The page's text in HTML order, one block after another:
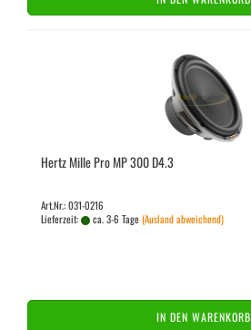
Hertz Mille Pro MP 300 D4.3
Art.Nr.: 031-0216
Lieferzeit:
ca. 3-6 Tage(Ausland abweichend)
IN DEN WARENKORB